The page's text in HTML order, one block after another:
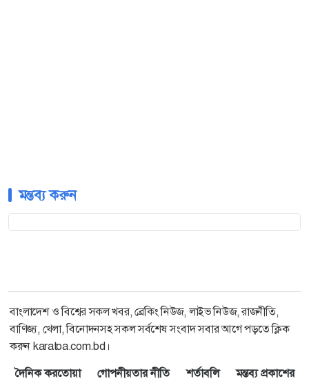
মন্তব্য করুন
বাংলাদেশ ও বিশ্বের সকল খবর, ব্রেকিং নিউজ, লাইভ নিউজ, রাজনীতি,
বাণিজ্য, খেলা, বিনোদনসহ সকল সর্বশেষ সংবাদ সবার আগে পড়তে ক্লিক
করুন karatoa.com.bd।
দৈনিক করতোয়া
গোপনীয়তার নীতি শর্তাবলি
মন্তব্য প্রকাশের